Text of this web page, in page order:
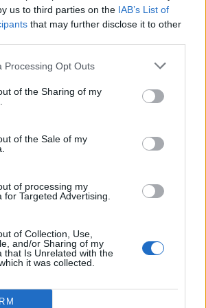
us to third parties on the IAB’s List of
that may further disclose it to other
Processing Opt Outs
of the Sharing of my
of the Sale of my
of processing my
for Targeted Advertising.
of Collection, Use,
and/or Sharing of my
that Is Unrelated with the
it was collected.
од ЕУ и од буџетот на
неколку дена се вселени
за текстот се на редакцијата
години од загинувањето на
македонските бранители
Ова е цената на бензинот
ВО ПОСЛЕДНИ 7 ДЕНА